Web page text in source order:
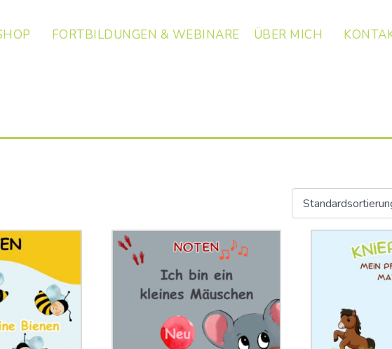
FORTBILDUNGEN & WEBINARE ÜBER MICH